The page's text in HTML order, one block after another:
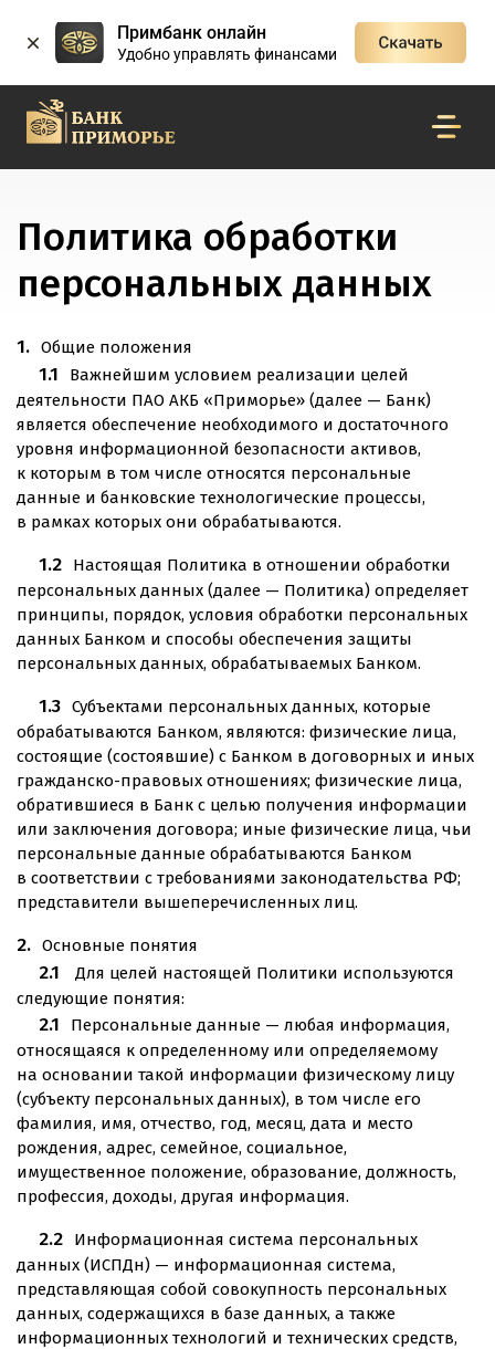
Примбанк онлайн
Удобно управлять финансами
Политика обработки
персональных данных
Общие положения
Важнейшим условием реализации целей
деятельности ПАО АКБ «Приморье» (далее — Банк)
является обеспечение необходимого и достаточного
уровня информационной безопасности активов,
к которым в том числе относятся персональные
данные и банковские технологические процессы,
в рамках которых они обрабатываются.
Настоящая Политика в отношении обработки
персональных данных (далее — Политика) определяет
принципы, порядок, условия обработки персональных
данных Банком и способы обеспечения защиты
персональных данных, обрабатываемых Банком.
Субъектами персональных данных, которые
обрабатываются Банком, являются: физические лица,
состоящие (состоявшие) с Банком в договорных и иных
гражданско-правовых отношениях; физические лица,
обратившиеся в Банк с целью получения информации
или заключения договора; иные физические лица, чьи
персональные данные обрабатываются Банком
в соответствии с требованиями законодательства РФ;
представители вышеперечисленных лиц.
Основные понятия
Для целей настоящей Политики используются
следующие понятия:
Персональные данные — любая информация,
относящаяся к определенному или определяемому
на основании такой информации физическому лицу
(субъекту персональных данных), в том числе его
фамилия, имя, отчество, год, месяц, дата и место
рождения, адрес, семейное, социальное,
имущественное положение, образование, должность,
профессия, доходы, другая информация.
Информационная система персональных
данных (ИСПДн) — информационная система,
представляющая собой совокупность персональных
данных, содержащихся в базе данных, а также
информационных технологий и технических средств,